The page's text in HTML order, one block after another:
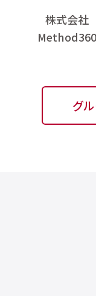
株式会社
Method360
グ